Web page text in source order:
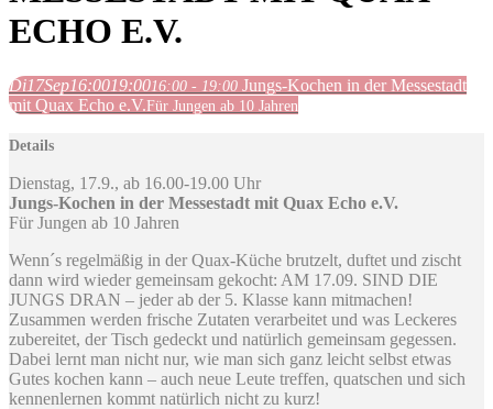
ECHO E.V.
Di17Sep16:0019:0016:00 - 19:00 Jungs-Kochen in der Messestadt
mit Quax Echo e.V.Für Jungen ab 10 Jahren
Details
Dienstag, 17.9., ab 16.00-19.00 Uhr
Jungs-Kochen in der Messestadt mit Quax Echo e.V.
Für Jungen ab 10 Jahren
Wenn´s regelmäßig in der Quax-Küche brutzelt, duftet und zischt
dann wird wieder gemeinsam gekocht: AM 17.09. SIND DIE
JUNGS DRAN – jeder ab der 5. Klasse kann mitmachen!
Zusammen werden frische Zutaten verarbeitet und was Leckeres
zubereitet, der Tisch gedeckt und natürlich gemeinsam gegessen.
Dabei lernt man nicht nur, wie man sich ganz leicht selbst etwas
Gutes kochen kann – auch neue Leute treffen, quatschen und sich
kennenlernen kommt natürlich nicht zu kurz!